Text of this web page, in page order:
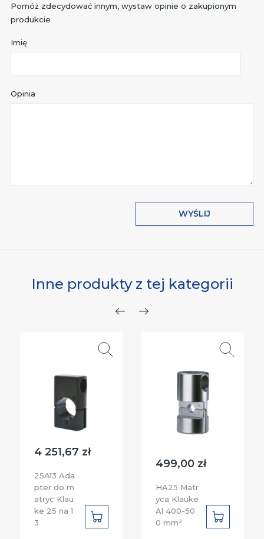
Pomóż zdecydować innym, wystaw opinie o zakupionym
produkcie
Imię
Opinia
WYŚLIJ
Inne produkty z tej kategorii
4 251,67 zł
25A13 Ada
pter do m
atryc Klau
ke 25 na 1
3
DO
499,00 zł
HA25 Matr
yca Klauke
Al 400-50
0 mm²
DO